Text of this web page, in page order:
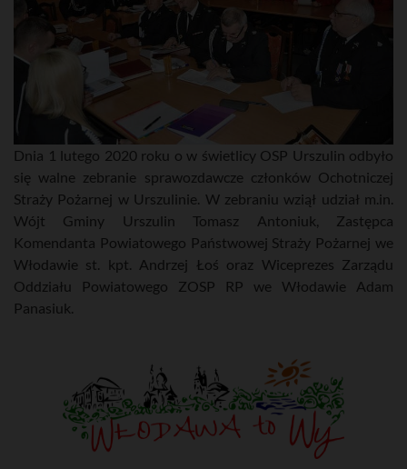
Dnia 1 lutego 2020 roku o w świetlicy OSP Urszulin odbyło
się walne zebranie sprawozdawcze członków Ochotniczej
Straży Pożarnej w Urszulinie. W zebraniu wziął udział m.in.
Wójt Gminy Urszulin Tomasz Antoniuk, Zastępca
Komendanta Powiatowego Państwowej Straży Pożarnej we
Włodawie st. kpt. Andrzej Łoś oraz Wiceprezes Zarządu
Oddziału Powiatowego ZOSP RP we Włodawie Adam
Panasiuk.